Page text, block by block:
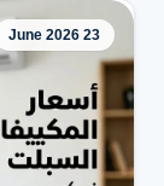
23 June 2026